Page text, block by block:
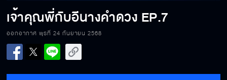
เจ้าคุณพี่กับอีนางคำดวง EP.7
ออกอากาศ พุธที่ 24 กันยายน 2568